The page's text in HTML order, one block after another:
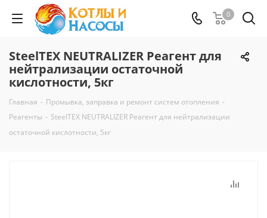
0
SteelTEX NEUTRALIZER Реагент для
нейтрализации остаточной
кислотности, 5кг
Главная - Промывка, заправка и ремонт систем отопления -
Реагенты - SteelTEX NEUTRALIZER Реагент для нейтрализации
остаточной кислотности, 5кг